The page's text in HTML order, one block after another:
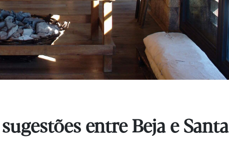
entre Beja e Santa